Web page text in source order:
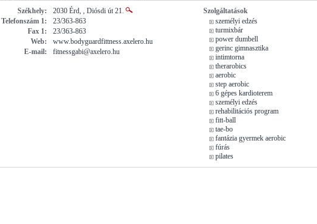
Székhely:
2030 Érd, , Diósdi út 21.
Telefonszám 1:
23/363-863
Fax 1:
23/363-863
Web:
www.bodyguardfittness.axelero.hu
E-mail:
fitnessgabi@axelero.hu
Szolgáltatások
személyi edzés
turmixbár
power dumbell
gerinc gimnasztika
intimtorna
therarobics
aerobic
step aerobic
6 gépes kardioterem
személyi edzés
rehabilitációs program
fitt-ball
tae-bo
fantázia gyermek aerobic
fúrás
pilates